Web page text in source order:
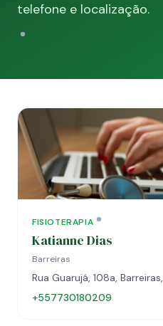
telefone e localização.
FISIOTERAPIA
Katianne Dias
Barreiras
Rua Guarujá, 108a,
+557730180209